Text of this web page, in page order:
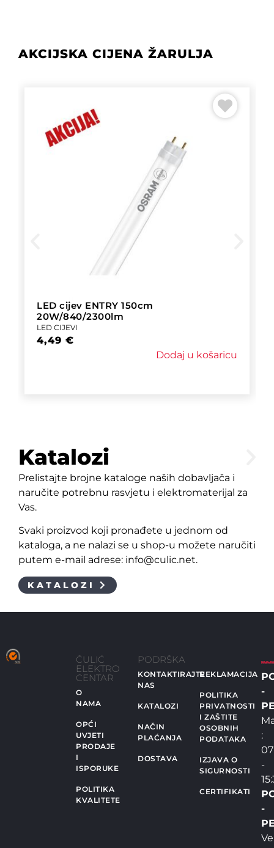
AKCIJSKA CIJENA ŽARULJA
LED cijev ENTRY 150cm
20W/840/2300lm
LED CIJEVI
4,49 €
Dodaj u košaricu
Katalozi
Prelistajte brojne kataloge naših dobavljača i
naručite potrebnu rasvjetu i elektromaterijal za
Vas.
Svaki proizvod koji pronađete u jednom od
kataloga, a ne nalazi se u shop-u možete naručiti
putem e-mail adrese: info@culic.net.
KATALOZI
ČULIĆ
ELEKTRO
CENTAR
O
NAMA
OPĆI
UVJETI
PRODAJE
I
ISPORUKE
POLITIKA
KVALITETE
PODRŠKA
KONTAKTIRAJTE
NAS
KATALOZI
NAČIN
PLAĆANJA
DOSTAVA
REKLAMACIJA
POLITIKA
PRIVATNOSTI
I ZAŠTITE
OSOBNIH
PODATAKA
IZJAVA O
SIGURNOSTI
CERTIFIKATI
-
:
-
-